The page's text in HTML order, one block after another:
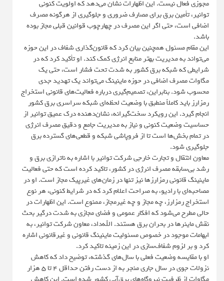
مجوزی فعال نیست. این اظهارات نشان می‌دهد که اولویت کنونی
توانیر، تأمین برق برای مصارف ضروری و جلوگیری از هرگونه مصرف
اضافی است، حتی اگر این مصرف در چهارچوب قوانین قبلی مجاز بوده
باشد.
این مقام مسئول همچنین بیان کرد که قانون‌گذاری شفاف در این حوزه
می‌تواند به مدیریت بهتر منابع انرژی کمک کند. او تأکید کرد که در
شرایطی که شبکه برق کشور به شدت تحت فشار است، حتی یک
مگاوات مصرف اضافی در حوزه ماینینگ می‌تواند یک تهدید جدی
محسوب شود. بنابراین، تصمیم‌گیری درباره فعالیت‌های قانونی استخراج
رمزارز باید کاملاً منطبق با وضعیت لحظه‌ای شبکه سراسری برق کشور
انجام گیرد. این رویکرد سخت‌گیرانه، نشان‌دهنده درک عمیق توانیر از
حساسیت وضعیت کنونی و نیاز به مدیریت جامع و دقیق مصرف انرژی
در تمام بخش‌ها است تا از فروپاشی شبکه و قطعی‌های گسترده برق
جلوگیری شود.
معاون انتقال و تجارت خارجی شرکت توانیر با اشاره به ناترازی برق و
رشد بی‌سابقه مصرف انرژی در کشور، تاکید کرده است که حتی فعالیت
ماینینگ قانونی رمزارزها نیز تنها در زمان‌های غیرپیک مجاز است. او در
مصاحبه‌ای با رادیو، به صراحت اعلام کرد که در شرایط کنونی، هر نوع
استخراج رمزارز، چه مجاز و چه غیرمجاز، ممنوع است. این اظهارات در
حالی مطرح می‌شود که افکار عمومی و فضای مجازی به شدت درگیر بحث
نقش ماینرها در بحران برق هستند. الله‌داد، معاون شرکت توانیر، به
ابهامات موجود در خصوص مسئولیت ماینینگ قانونی و غیرقانونی اشاره
کرد و بر لزوم شفاف‌سازی در این زمینه تاکید کرد.
او با مقایسه وضعیت فعلی با سال‌های گذشته، توضیح داد که کاهش
نزولات جوی در سال جاری منجر به از دست رفتن حداقل ۴ تا ۵ هزار